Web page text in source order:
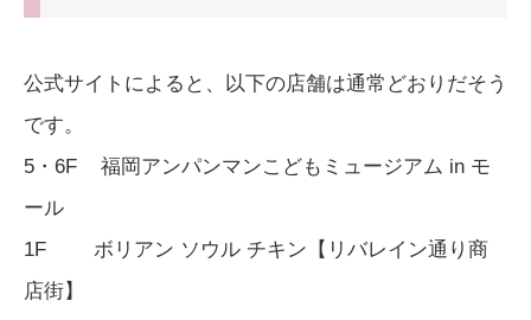
公式サイトによると、以下の店舗は通常どおりだそう
です。
5・6F 福岡アンパンマンこどもミュージアム in モ
ール
1F ボリアン ソウル チキン【リバレイン通り商
店街】